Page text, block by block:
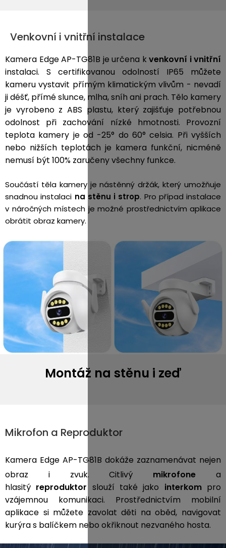
Venkovní i vnitřní instalace
Kamera Edge AP-TG81B je určena k venkovní i vnitřní
instalaci. S certifikovanou odolností IP65 můžete
kameru vystavit přímým klimatickým vlivům - nevadí
ji déšť, přímé slunce, mlha, sníh ani prach. Tělo kamery
je vyrobeno z ABS plastu, který zajišťuje potřebnou
odolnost při zachování nízké hmotnosti. Provozní
teplota kamery je od -25° do 60° celsia. Při vyšších
nebo nižších teplotách je kamera funkční, nicméně
nemusí být 100% zaručeny všechny funkce.
Součástí těla kamery je nástěnný držák, který umožňuje
snadnou instalaci na stěnu i strop. Pro případ instalace
v náročných místech je možné prostřednictvím aplikace
obrátit obraz kamery.
Montáž na stěnu i zeď
Mikrofon a Reproduktor
Kamera Edge AP-TG81B dokáže zaznamenávat nejen
obraz i zvuk. Citlivý mikrofone a
hlasitý reproduktor slouží také jako interkompro
vzájemnou komunikaci. Prostřednictvím mobilní
aplikace si můžete zavolat děti na oběd, navigovat
kurýra s balíčkem nebo okřiknout nezvaného hosta.